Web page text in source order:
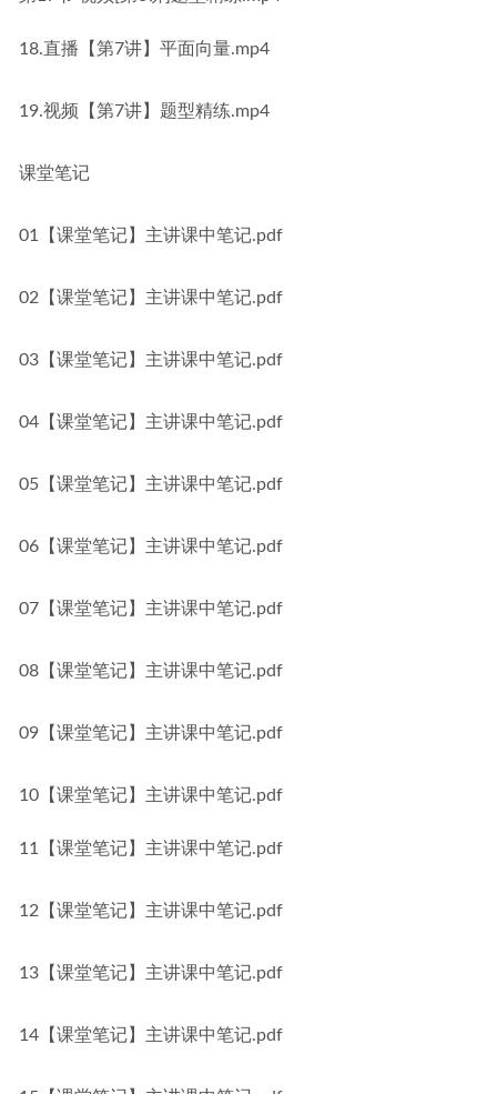
18.直播【第7讲】平面向量.mp4
19.视频【第7讲】题型精练.mp4
课堂笔记
01【课堂笔记】主讲课中笔记.pdf
02【课堂笔记】主讲课中笔记.pdf
03【课堂笔记】主讲课中笔记.pdf
04【课堂笔记】主讲课中笔记.pdf
05【课堂笔记】主讲课中笔记.pdf
06【课堂笔记】主讲课中笔记.pdf
07【课堂笔记】主讲课中笔记.pdf
08【课堂笔记】主讲课中笔记.pdf
09【课堂笔记】主讲课中笔记.pdf
10【课堂笔记】主讲课中笔记.pdf
11【课堂笔记】主讲课中笔记.pdf
12【课堂笔记】主讲课中笔记.pdf
13【课堂笔记】主讲课中笔记.pdf
14【课堂笔记】主讲课中笔记.pdf